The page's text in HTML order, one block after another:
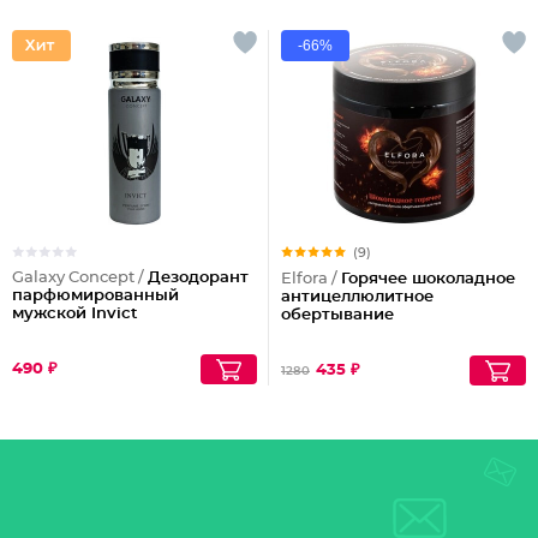
Galaxy Concept / Дезодорант
парфюмированный
мужской Invict
490 ₽
-66%
(9)
Elfora / Горячее шоколадное
антицеллюлитное
обертывание
1280 435 ₽